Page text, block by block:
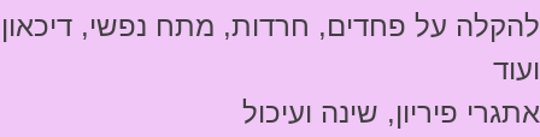
להקלה על פחדים, חרדות, מתח נפשי, דיכאון
ועוד
אתגרי פיריון, שינה ועיכול